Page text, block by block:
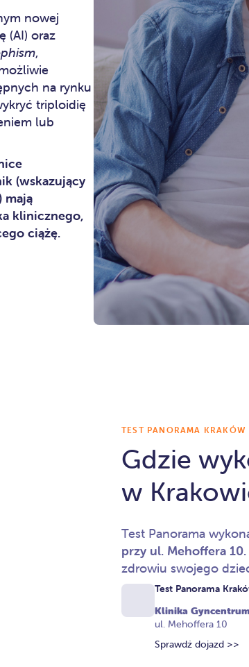
nowej
(AI) oraz
,
na rynku
triploidię
lub
(wskazujący
mają
klinicznego,
ciążę.
TEST PANORAMA KRAKÓW
Gdzie
w
Test Panorama
przy ul. Mehoffera 10.
zdrowiu swojego
Test Panorama
Klinika
ul. Mehoffera 10
Sprawdź dojazd >>